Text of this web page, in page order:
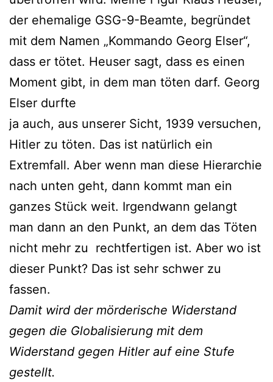
der ehemalige GSG-9-Beamte, begründet
mit dem Namen „Kommando Georg Elser“,
dass er tötet. Heuser sagt, dass es einen
Moment gibt, in dem man töten darf. Georg
Elser durfte
ja auch, aus unserer Sicht, 1939 versuchen,
Hitler zu töten. Das ist natürlich ein
Extremfall. Aber wenn man diese Hierarchie
nach unten geht, dann kommt man ein
ganzes Stück weit. Irgendwann gelangt
man dann an den Punkt, an dem das Töten
nicht mehr zu rechtfertigen ist. Aber wo ist
dieser Punkt? Das ist sehr schwer zu
fassen.
Damit wird der mörderische Widerstand
gegen die Globalisierung mit dem
Widerstand gegen Hitler auf eine Stufe
gestellt.